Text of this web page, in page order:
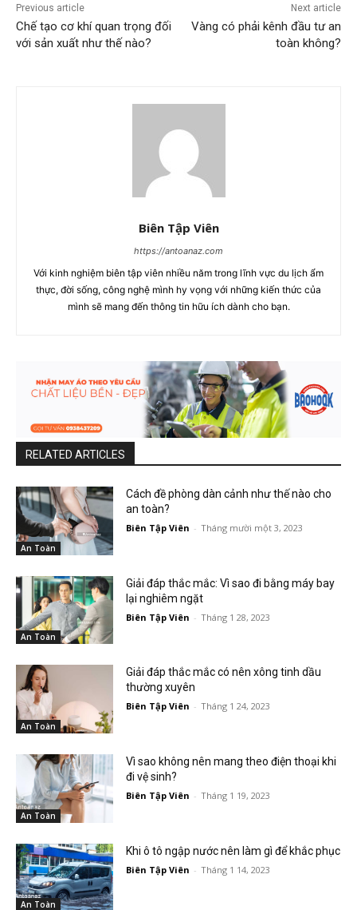
Previous article
Chế tạo cơ khí quan trọng đối
với sản xuất như thế nào?
Next article
Vàng có phải kênh đầu tư an
toàn không?
Biên Tập Viên
https://antoanaz.com
Với kinh nghiệm biên tập viên nhiều năm trong lĩnh vực du lịch ẩm
thực, đời sống, công nghệ mình hy vọng với những kiến thức của
mình sẽ mang đến thông tin hữu ích dành cho bạn.
RELATED ARTICLES
An Toàn
Cách đề phòng dàn cảnh như thế nào cho
an toàn?
Biên Tập Viên - Tháng mười một 3, 2023
An Toàn
Giải đáp thắc mắc: Vì sao đi bằng máy bay
lại nghiêm ngặt
Biên Tập Viên - Tháng 1 28, 2023
An Toàn
Giải đáp thắc mắc có nên xông tinh dầu
thường xuyên
Biên Tập Viên - Tháng 1 24, 2023
An Toàn
Vì sao không nên mang theo điện thoại khi
đi vệ sinh?
Biên Tập Viên - Tháng 1 19, 2023
An Toàn
Khi ô tô ngập nước nên làm gì để khắc phục
Biên Tập Viên - Tháng 1 14, 2023